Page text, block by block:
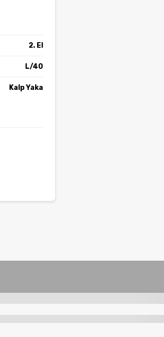
2. El
L/40
Kalp Yaka